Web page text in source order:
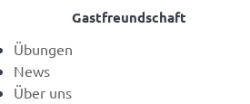
Gastfreundschaft
Übungen
News
Über uns